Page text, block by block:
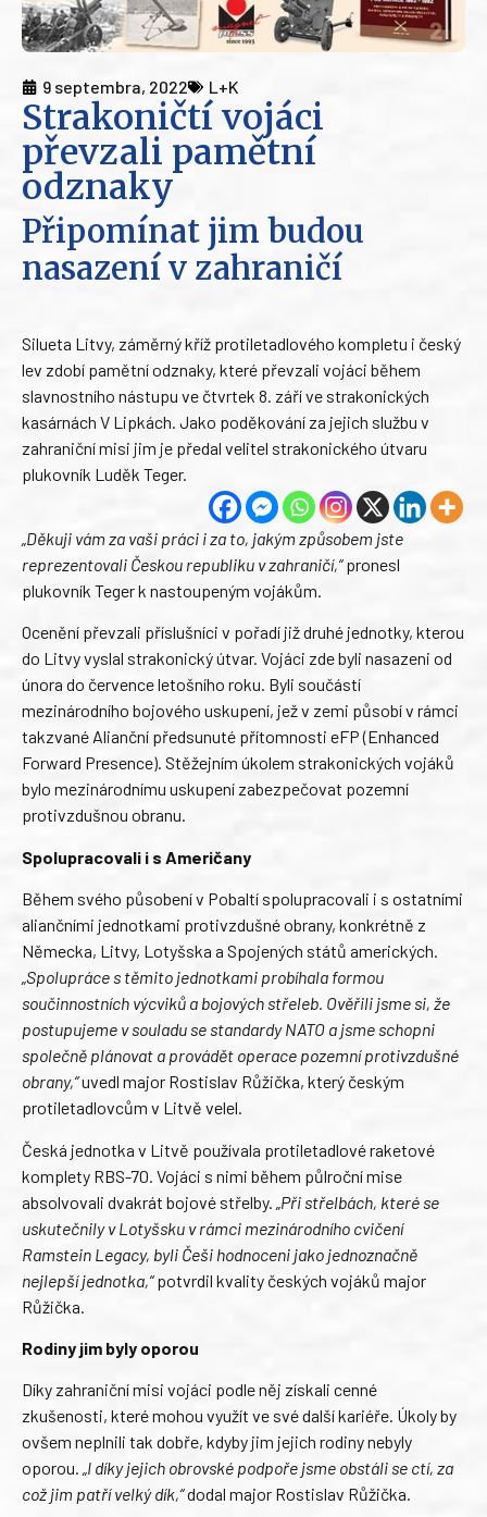
9 septembra, 2022 L+K
Strakoničtí vojáci
převzali pamětní
odznaky
Připomínat jim budou
nasazení v zahraničí
Silueta Litvy, záměrný kříž protiletadlového kompletu i český
lev zdobí pamětní odznaky, které převzali vojáci během
slavnostního nástupu ve čtvrtek 8. září ve strakonických
kasárnách V Lipkách. Jako poděkování za jejich službu v
zahraniční misi jim je předal velitel strakonického útvaru
plukovník Luděk Teger.
„Děkuji vám za vaši práci i za to, jakým způsobem jste
reprezentovali Českou republiku v zahraničí,“pronesl
plukovník Teger k nastoupeným vojákům.
Ocenění převzali příslušníci v pořadí již druhé jednotky, kterou
do Litvy vyslal strakonický útvar. Vojáci zde byli nasazeni od
února do července letošního roku. Byli součástí
mezinárodního bojového uskupení, jež v zemi působí v rámci
takzvané Alianční předsunuté přítomnosti eFP (Enhanced
Forward Presence). Stěžejním úkolem strakonických vojáků
bylo mezinárodnímu uskupení zabezpečovat pozemní
protivzdušnou obranu.
Spolupracovali i s Američany
Během svého působení v Pobaltí spolupracovali i s ostatními
aliančními jednotkami protivzdušné obrany, konkrétně z
Německa, Litvy, Lotyšska a Spojených států amerických.
„Spolupráce s těmito jednotkami probíhala formou
součinnostních výcviků a bojových střeleb. Ověřili jsme si, že
postupujeme v souladu se standardy NATO a jsme schopni
společně plánovat a provádět operace pozemní protivzdušné
obrany,“uvedl major Rostislav Růžička, který českým
protiletadlovcům v Litvě velel.
Česká jednotka v Litvě používala protiletadlové raketové
komplety RBS-70. Vojáci s nimi během půlroční mise
absolvovali dvakrát bojové střelby. „Při střelbách, které se
uskutečnily v Lotyšsku v rámci mezinárodního cvičení
Ramstein Legacy, byli Češi hodnoceni jako jednoznačně
nejlepší jednotka,“potvrdil kvality českých vojáků major
Růžička.
Rodiny jim byly oporou
Díky zahraniční misi vojáci podle něj získali cenné
zkušenosti, které mohou využít ve své další kariéře. Úkoly by
ovšem neplnili tak dobře, kdyby jim jejich rodiny nebyly
oporou. „I díky jejich obrovské podpoře jsme obstáli se ctí, za
což jim patří velký dík,“dodal major Rostislav Růžička.